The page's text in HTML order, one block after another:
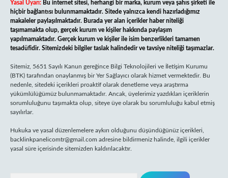
Yasal Uyarı: Bu internet sitesi, herhangi bir marka, kurum veya şahıs şirketi ile
hiçbir bağlantısı bulunmamaktadır. Sitede yalnızca kendi hazırladığımız
makaleler paylaşılmaktadır. Burada yer alan içerikler haber niteliği
taşımamakta olup, gerçek kurum ve kişiler hakkında paylaşım
yapılmamaktadır. Gerçek kurum ve kişiler ile isim benzerlikleri tamamen
tesadüfidir. Sitemizdeki bilgiler taslak halindedir ve tavsiye niteliği taşımazlar.
Sitemiz, 5651 Sayılı Kanun gereğince Bilgi Teknolojileri ve İletişim Kurumu
(BTK) tarafından onaylanmış bir Yer Sağlayıcı olarak hizmet vermektedir. Bu
nedenle, sitedeki içerikleri proaktif olarak denetleme veya araştırma
yükümlülüğümüz bulunmamaktadır. Ancak, üyelerimiz yazdıkları içeriklerin
sorumluluğunu taşımakta olup, siteye üye olarak bu sorumluluğu kabul etmiş
sayılırlar.
Hukuka ve yasal düzenlemelere aykırı olduğunu düşündüğünüz içerikleri,
backlinkpanelicomtr@gmail.com adresine bildirmeniz halinde, ilgili içerikler
yasal süre içerisinde sitemizden kaldırılacaktır.